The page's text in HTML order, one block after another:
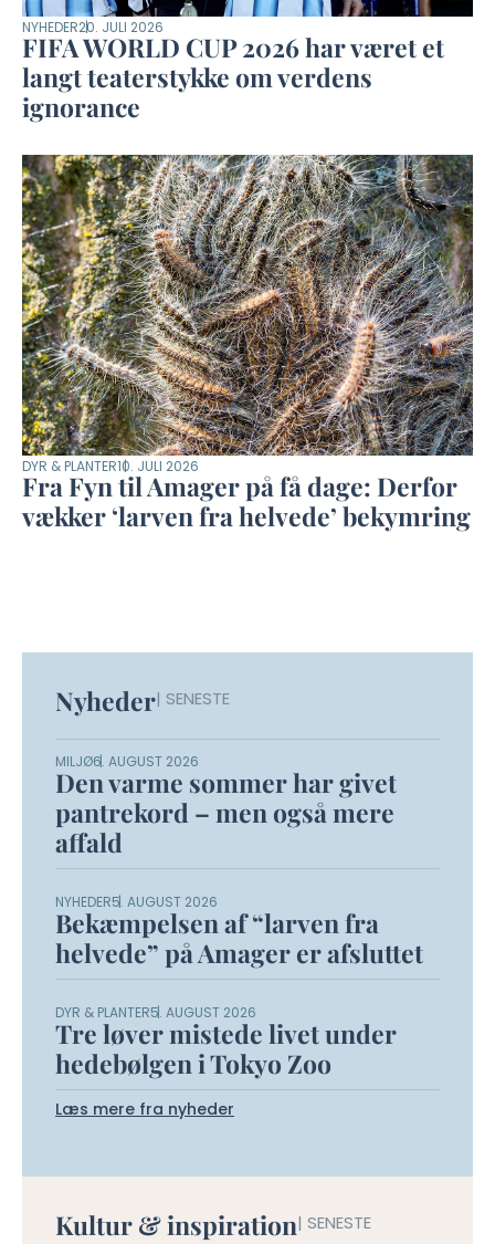
NYHEDER20. JULI 2026
FIFA WORLD CUP 2026 har været et
langt teaterstykke om verdens
ignorance
DYR & PLANTER10. JULI 2026
Fra Fyn til Amager på få dage: Derfor
vækker ‘larven fra helvede’ bekymring
Nyheder| SENESTE
MILJØ6. AUGUST 2026
Den varme sommer har givet
pantrekord – men også mere
affald
NYHEDER5. AUGUST 2026
Bekæmpelsen af “larven fra
helvede” på Amager er afsluttet
DYR & PLANTER5. AUGUST 2026
Tre løver mistede livet under
hedebølgen i Tokyo Zoo
Læs mere fra nyheder
Kultur & inspiration| SENESTE